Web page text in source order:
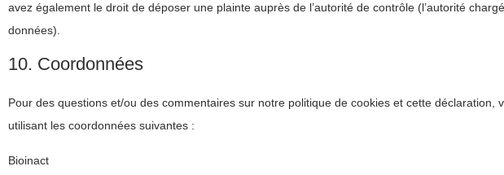
avez également le droit de déposer une plainte auprès de l’autorité de contrôle (l’autorité
données).
10. Coordonnées
Pour des questions et/ou des commentaires sur notre politique de cookies et cette déclaration,
utilisant les coordonnées suivantes :
Bioinact